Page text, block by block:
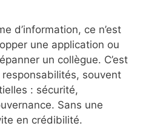
d’information, ce n’est
une application ou
un collègue. C’est
souvent
: sécurité,
Sans une
en crédibilité.